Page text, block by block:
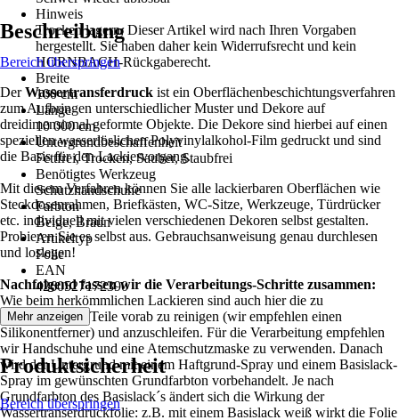
Hinweis
Trocken lagern, Dieser Artikel wird nach Ihren Vorgaben
hergestellt. Sie haben daher kein Widerrufsrecht und kein
HORNBACH-Rückgaberecht.
Breite
100 cm
Länge
10 000 cm
Untergrundbeschaffenheit
Fettfrei, Trocken, Sauber, Staubfrei
Benötigtes Werkzeug
Schutzhandschuhe
Farbton
Beige, Braun
Artikeltyp
Folie
EAN
4260527172390
Beschreibung
Bereich überspringen
DerWassertransferdruck ist ein Oberflächenbeschichtungsverfahren
zum Aufbringen unterschiedlicher Muster und Dekore auf
dreidimensional geformte Objekte. Die Dekore sind hierbei auf einen
speziellen wasserlöslichen Polyvinylalkohol-Film gedruckt und sind
die Basis für den Lackiervorgang.
Mit diesem Verfahren können Sie alle lackierbaren Oberflächen wie
Steckdosenrahmen, Briefkästen, WC-Sitze, Werkzeuge, Türdrücker
etc. individuell mit vielen verschiedenen Dekoren selbst gestalten.
Probieren Sie es selbst aus. Gebrauchsanweisung genau durchlesen
und loslegen!
Nachfolgend fassen wir die Verarbeitungs-Schritte zusammen:
Wie beim herkömmlichen Lackieren sind auch hier die zu
beschichtenden Teile vorab zu reinigen (wir empfehlen einen
Silikonentferner) und anzuschleifen. Für die Verarbeitung empfehlen
wir Handschuhe und eine Atemschutzmaske zu verwenden. Danach
wird der Untergrund mit einem Haftgrund-Spray und einem Basislack-
Spray im gewünschten Grundfarbton vorbehandelt. Je nach
Grundfarbton des Basislack´s ändert sich die Wirkung der
Wassertranserdruckfolie: z.B. mit einem Basislack weiß wirkt die Folie
Mehr anzeigen
Produktsicherheit
Bereich überspringen